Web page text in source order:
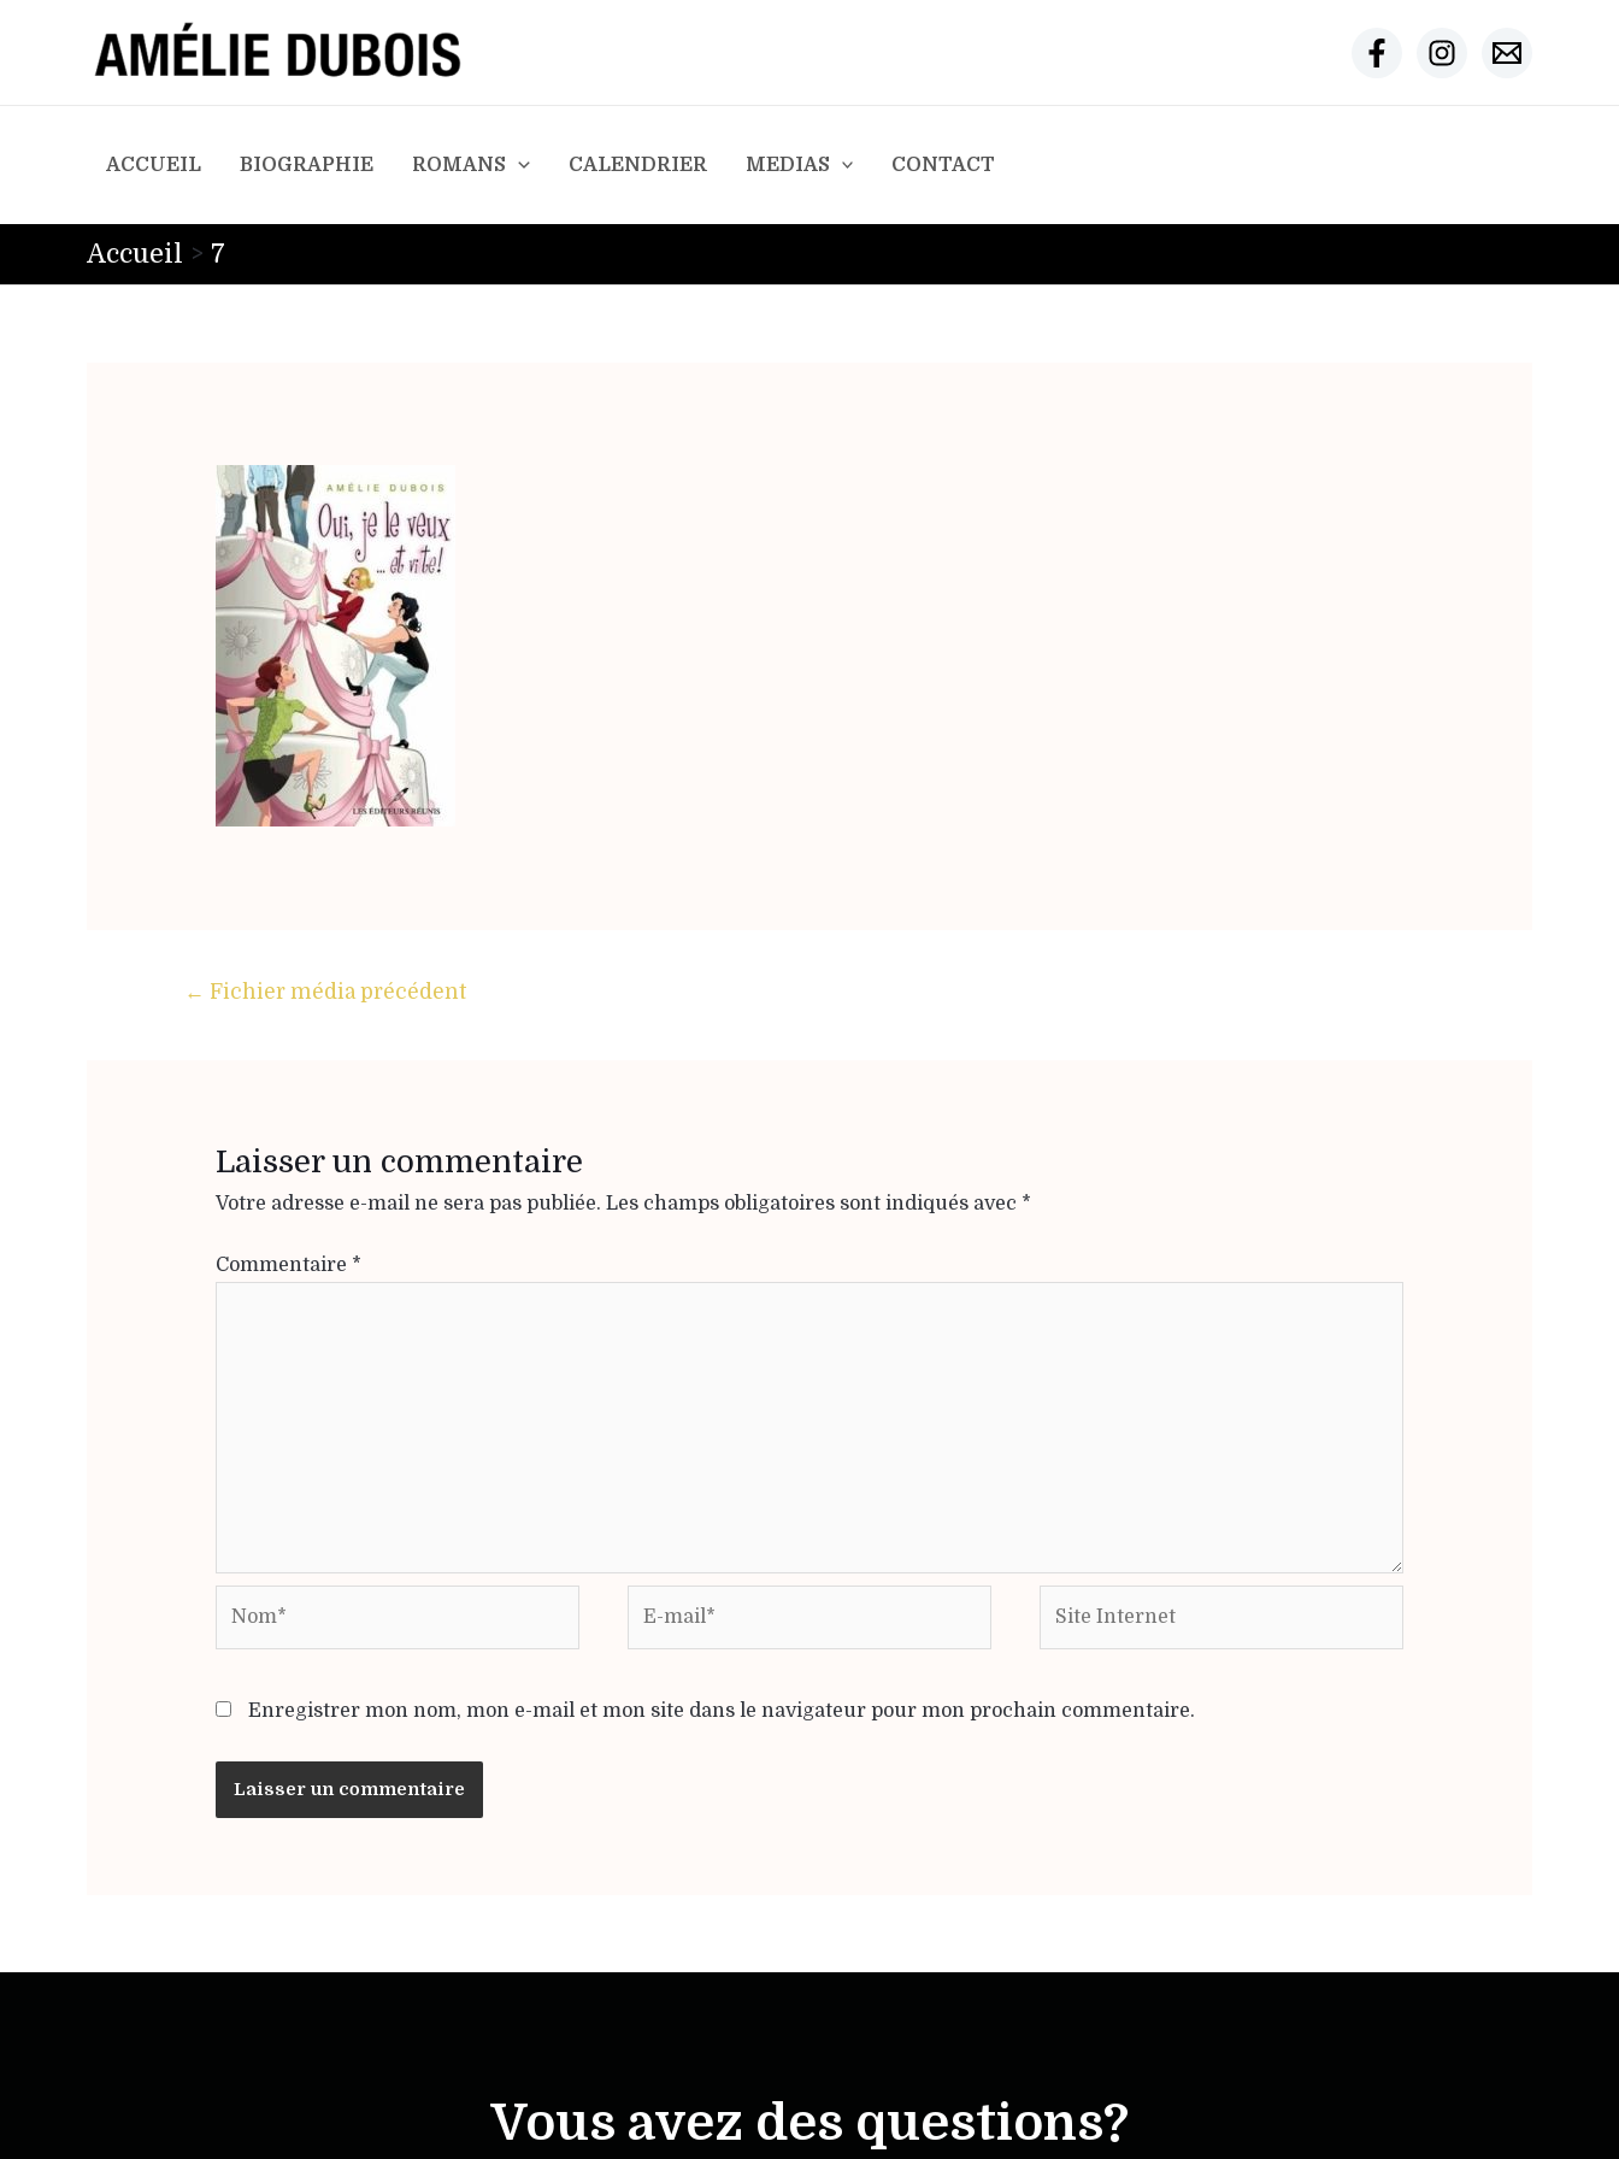
ACCUEIL BIOGRAPHIE ROMANS CALENDRIER MEDIAS CONTACT
Accueil 7
← Fichier média précédent
Laisser un commentaire
Votre adresse e-mail ne sera pas publiée. Les champs obligatoires sont indiqués avec *
Commentaire *
Enregistrer mon nom, mon e-mail et mon site dans le navigateur pour mon prochain commentaire.
Vous avez des questions?